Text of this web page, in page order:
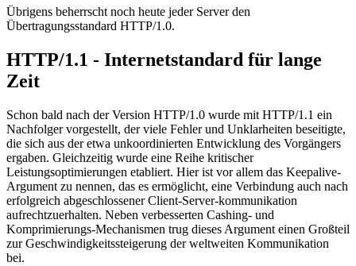
Übrigens beherrscht noch heute jeder Server den
Übertragungsstandard HTTP/1.0.
HTTP/1.1 - Internetstandard für lange
Zeit
Schon bald nach der Version HTTP/1.0 wurde mit HTTP/1.1 ein
Nachfolger vorgestellt, der viele Fehler und Unklarheiten beseitigte,
die sich aus der etwa unkoordinierten Entwicklung des Vorgängers
ergaben. Gleichzeitig wurde eine Reihe kritischer
Leistungsoptimierungen etabliert. Hier ist vor allem das Keepalive-
Argument zu nennen, das es ermöglicht, eine Verbindung auch nach
erfolgreich abgeschlossener Client-Server-kommunikation
aufrechtzuerhalten. Neben verbesserten Cashing- und
Komprimierungs-Mechanismen trug dieses Argument einen Großteil
zur Geschwindigkeitssteigerung der weltweiten Kommunikation
bei.